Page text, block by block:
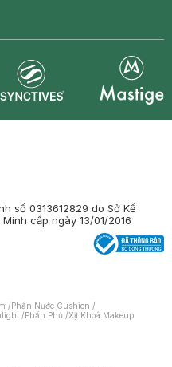
số 0313612829 do Sở Kế
cấp ngày 13/01/2016
/Phấn Nước Cushion /
/Phấn Phủ /Xịt Khoá Makeup